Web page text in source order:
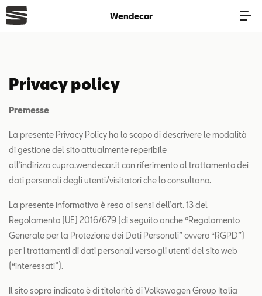
Modelli
Service
Usato
SEAT Usato Certificato
Wendecar
Privacy policy
Premesse
La presente Privacy Policy ha lo scopo di descrivere le modalità
di gestione del sito attualmente reperibile
all’indirizzo cupra.wendecar.it con riferimento al trattamento dei
dati personali degli utenti/visitatori che lo consultano.
La presente informativa è resa ai sensi dell’art. 13 del
Regolamento (UE) 2016/679 (di seguito anche “Regolamento
Generale per la Protezione dei Dati Personali” ovvero “RGPD”)
per i trattamenti di dati personali verso gli utenti del sito web
(“interessati”).
Il sito sopra indicato è di titolarità di Volkswagen Group Italia